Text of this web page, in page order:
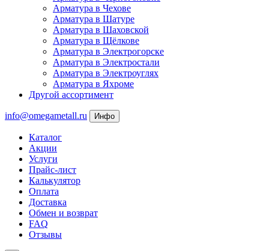
Арматура в Чехове
Арматура в Шатуре
Арматура в Шаховской
Арматура в Щёлкове
Арматура в Электрогорске
Арматура в Электростали
Арматура в Электроуглях
Арматура в Яхроме
Другой ассортимент
info@omegametall.ru Инфо
Каталог
Акции
Услуги
Прайс-лист
Калькулятор
Оплата
Доставка
Обмен и возврат
FAQ
Отзывы